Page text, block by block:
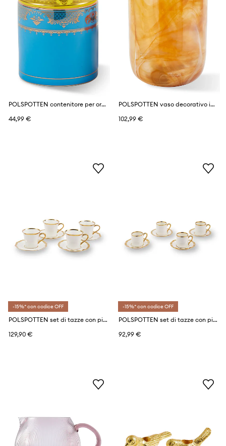
POLSPOTTEN contenitore per organizzare in porcellana smaltata 9 x 14 cm
44,99 €
POLSPOTTEN vaso decorativo in vetro colorato 18,5 x 30 cm
102,99 €
-15%* con codice OFF
POLSPOTTEN set di tazze con piattini per 4 persone Golden Finds 220 ml
129,90 €
-15%* con codice OFF
POLSPOTTEN set di tazze con piattini per 4 persone Golden Finds 110 ml
92,99 €